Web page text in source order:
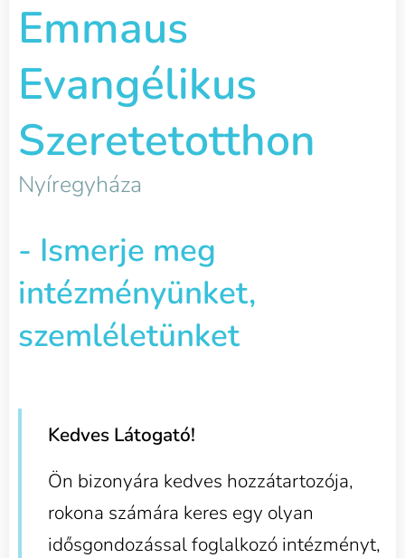
Emmaus
Evangélikus
Szeretetotthon
Nyíregyháza
- Ismerje meg
intézményünket,
szemléletünket
Kedves Látogató!
Ön bizonyára kedves hozzátartozója,
rokona számára keres egy olyan
idősgondozással foglalkozó intézményt,